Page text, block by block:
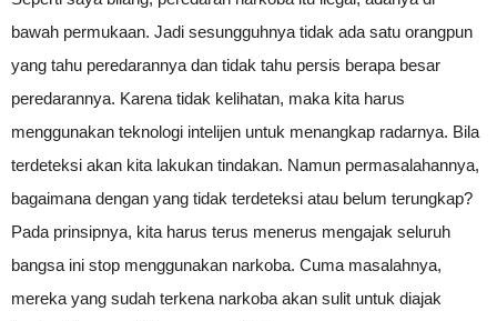
bawah permukaan. Jadi sesungguhnya tidak ada satu orangpun
yang tahu peredarannya dan tidak tahu persis berapa besar
peredarannya. Karena tidak kelihatan, maka kita harus
menggunakan teknologi intelijen untuk menangkap radarnya. Bila
terdeteksi akan kita lakukan tindakan. Namun permasalahannya,
bagaimana dengan yang tidak terdeteksi atau belum terungkap?
Pada prinsipnya, kita harus terus menerus mengajak seluruh
bangsa ini stop menggunakan narkoba. Cuma masalahnya,
mereka yang sudah terkena narkoba akan sulit untuk diajak